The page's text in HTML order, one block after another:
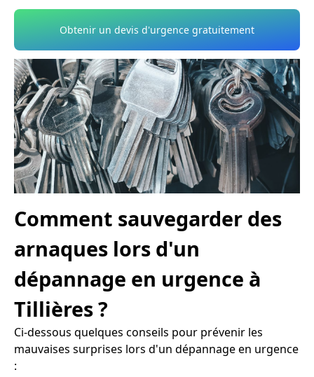
Obtenir un devis d'urgence gratuitement
Comment sauvegarder des
arnaques lors d'un
dépannage en urgence à
Tillières ?
Ci-dessous quelques conseils pour prévenir les
mauvaises surprises lors d'un dépannage en urgence
: